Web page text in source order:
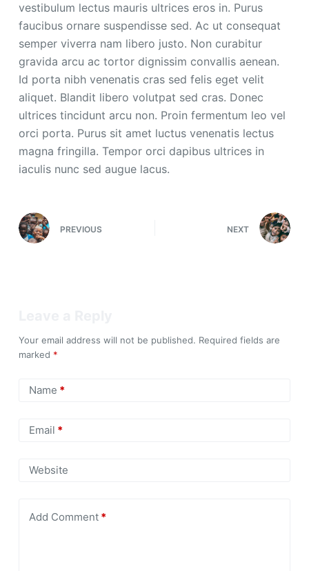
vestibulum lectus mauris ultrices eros in. Purus
faucibus ornare suspendisse sed. Ac ut consequat
semper viverra nam libero justo. Non curabitur
gravida arcu ac tortor dignissim convallis aenean.
Id porta nibh venenatis cras sed felis eget velit
aliquet. Blandit libero volutpat sed cras. Donec
ultrices tincidunt arcu non. Proin fermentum leo vel
orci porta. Purus sit amet luctus venenatis lectus
magna fringilla. Tempor orci dapibus ultrices in
iaculis nunc sed augue lacus.
PREVIOUS NEXT
Your email address will not be published. Required fields are
marked *
Name *
Email *
Website
Add Comment*